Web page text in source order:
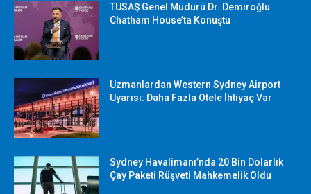
TUSAŞ Genel Müdürü Dr. Demiroğlu
Chatham House’ta Konuştu
Uzmanlardan Western Sydney Airport
Uyarısı: Daha Fazla Otele İhtiyaç Var
Sydney Havalimanı’nda 20 Bin Dolarlık
Çay Paketi Rüşveti Mahkemelik Oldu